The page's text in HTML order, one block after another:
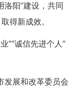
洛阳”建设，共同
得新成效。
诚信先进个人”
展和改革委员会